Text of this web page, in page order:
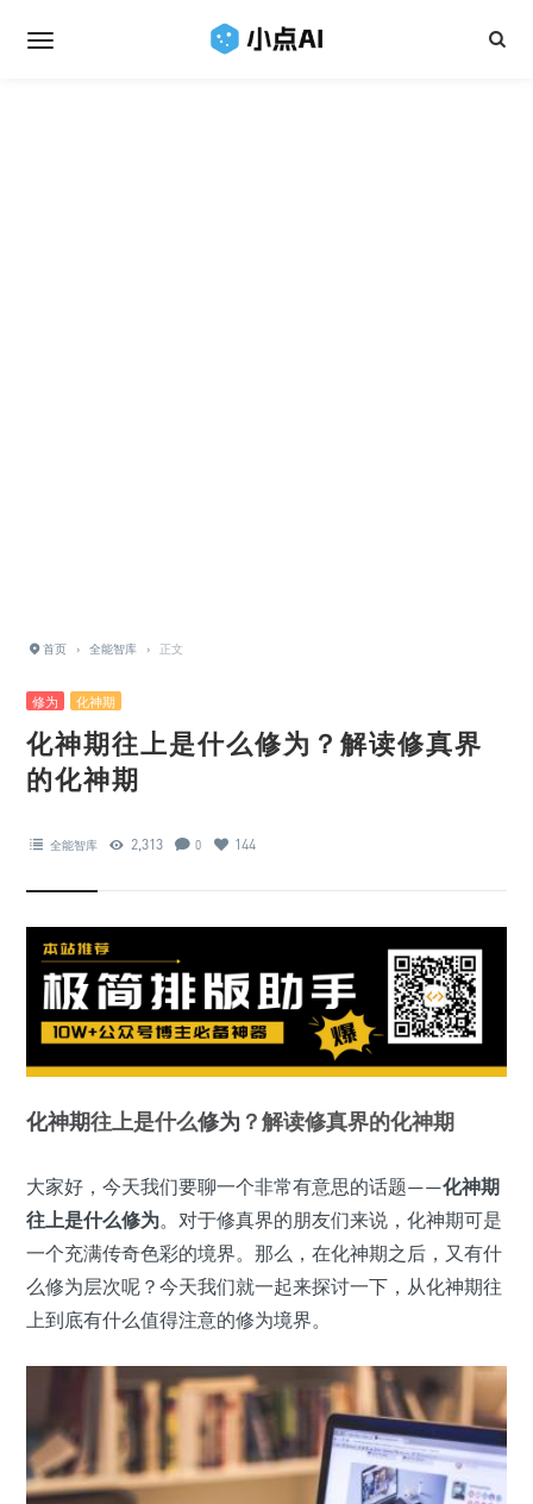
首页 › 全能智库 › 正文
修为 化神期
化神期往上是什么修为？解读修真界
的化神期
全能智库 2,313 0 144
化神期往上是什么修为 ？解读修真界的化神期
大家好，今天我们要聊一个非常有意思的话题——化神期
往上是什么修为。对于修真界的朋友们来说，化神期可是
一个充满传奇色彩的境界。那么，在化神期之后，又有什
么修为层次呢？今天我们就一起来探讨一下，从化神期往
上到底有什么值得注意的修为境界。